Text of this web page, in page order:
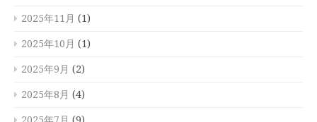
2025年11月 (1)
2025年10月 (1)
2025年9月 (2)
2025年8月 (4)